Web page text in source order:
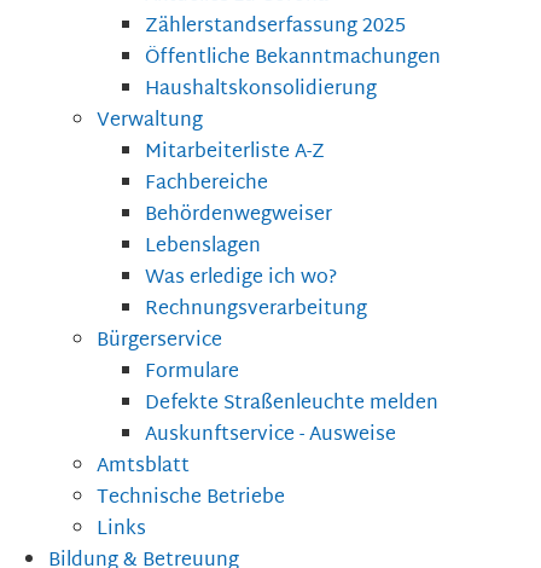
Zählerstandserfassung 2025
Öffentliche Bekanntmachungen
Haushaltskonsolidierung
Verwaltung
Mitarbeiterliste A-Z
Fachbereiche
Behördenwegweiser
Lebenslagen
Was erledige ich wo?
Rechnungsverarbeitung
Bürgerservice
Formulare
Defekte Straßenleuchte melden
Auskunftservice - Ausweise
Amtsblatt
Technische Betriebe
Links